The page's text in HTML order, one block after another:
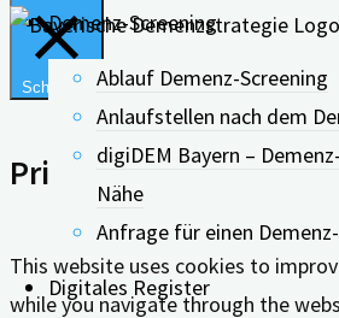
Demenz-Screening
Ablauf Demenz-Screening
Anlaufstellen nach dem
digiDEM Bayern –
Nähe
Anfrage für einen
Digitales Register
Schließen
Privacy Overview
This website uses cookies to
while you navigate through the